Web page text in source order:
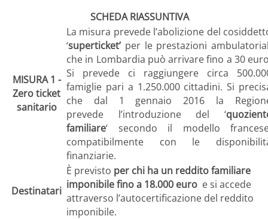
SCHEDA RIASSUNTIVA
MISURA 1 -
Zero ticket
sanitario
La misura prevede l’abolizione del
‘superticket’ per le prestazioni
che in Lombardia può arrivare fino a 30
Si prevede ci raggiungere circa
famiglie pari a 1.250.000 cittadini. Si
che dal 1 gennaio 2016 la
prevede l’introduzione del ‘
familiare‘ secondo il modello
compatibilmente con le
finanziarie.
Destinatari
È previsto per chi ha un reddito familiare
imponibile fino a 18.000 euro e si accede
attraverso l’autocertificazione del reddito
imponibile.